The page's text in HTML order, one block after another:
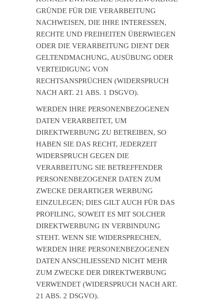
GRÜNDE FÜR DIE VERARBEITUNG
NACHWEISEN, DIE IHRE INTERESSEN,
RECHTE UND FREIHEITEN ÜBERWIEGEN
ODER DIE VERARBEITUNG DIENT DER
GELTENDMACHUNG, AUSÜBUNG ODER
VERTEIDIGUNG VON
RECHTSANSPRÜCHEN (WIDERSPRUCH
NACH ART. 21 ABS. 1 DSGVO).
WERDEN IHRE PERSONENBEZOGENEN
DATEN VERARBEITET, UM
DIREKTWERBUNG ZU BETREIBEN, SO
HABEN SIE DAS RECHT, JEDERZEIT
WIDERSPRUCH GEGEN DIE
VERARBEITUNG SIE BETREFFENDER
PERSONENBEZOGENER DATEN ZUM
ZWECKE DERARTIGER WERBUNG
EINZULEGEN; DIES GILT AUCH FÜR DAS
PROFILING, SOWEIT ES MIT SOLCHER
DIREKTWERBUNG IN VERBINDUNG
STEHT. WENN SIE WIDERSPRECHEN,
WERDEN IHRE PERSONENBEZOGENEN
DATEN ANSCHLIESSEND NICHT MEHR
ZUM ZWECKE DER DIREKTWERBUNG
VERWENDET (WIDERSPRUCH NACH ART.
21 ABS. 2 DSGVO).